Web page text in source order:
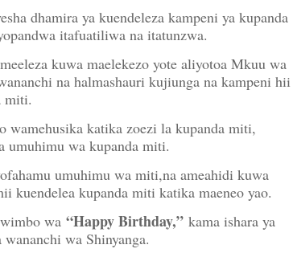
dhamira ya kuendeleza kampeni ya kupanda
itafuatiliwa na itatunzwa.
kuwa maelekezo yote aliyotoa Mkuu wa
na halmashauri kujiunga na kampeni hii
miti.
wamehusika katika zoezi la kupanda miti,
umuhimu wa kupanda miti.
umuhimu wa miti,na ameahidi kuwa
kuendelea kupanda miti katika maeneo yao.
wa “Happy Birthday,”kama ishara ya
wa Shinyanga.